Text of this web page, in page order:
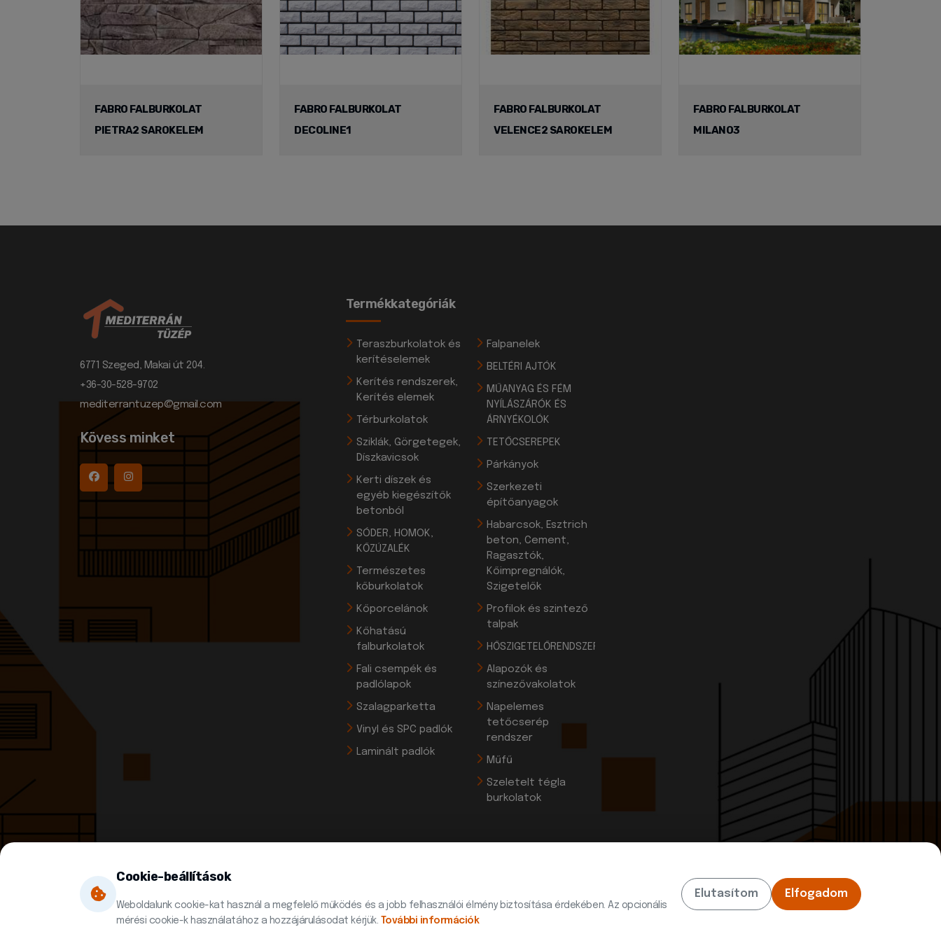
FABRO FALBURKOLAT
PIETRA2 SAROKELEM
FABRO FALBURKOLAT
DECOLINE1
FABRO FALBURKOLAT
VELENCE2 SAROKELEM
FABRO FALBURKOLAT
MILANO3
6771 Szeged, Makai út 204.
+36-30-528-9702
mediterrantuzep@gmail.com
Kövess minket
Termékkategóriák
Teraszburkolatok és
kerítéselemek
Kerítés rendszerek,
Kerítés elemek
Térburkolatok
Sziklák, Görgetegek,
Díszkavicsok
Kerti díszek és
egyéb kiegészítők
betonból
SÓDER, HOMOK,
KŐZÚZALÉK
Természetes
kőburkolatok
Kőporcelánok
Kőhatású
falburkolatok
Fali csempék és
padlólapok
Szalagparketta
Vinyl és SPC padlók
Laminált padlók
Falpanelek
BELTÉRI AJTÓK
MŰANYAG ÉS FÉM
NYÍLÁSZÁRÓK ÉS
ÁRNYÉKOLÓK
TETŐCSEREPEK
Párkányok
Szerkezeti
építőanyagok
Habarcsok, Esztrich
beton, Cement,
Ragasztók,
Kőimpregnálók,
Szigetelők
Profilok és szintező
talpak
HŐSZIGETELŐRENDSZEREK
Alapozók és
színezővakolatok
Napelemes
tetőcserép
rendszer
Műfű
Szeletelt tégla
burkolatok
© 2026 Minden jog fenntartva | Készítette:
Cookie-beállítások
Weboldalunk cookie-kat használ a megfelelő működés és a jobb felhasználói élmény biztosítása érdekében. Az opcionális
mérési cookie-k használatához a hozzájárulásodat kérjük.
További információk
Elutasítom Elfogadom